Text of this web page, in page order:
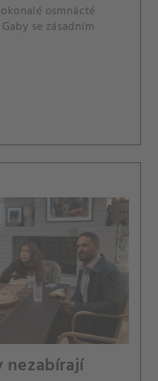
osmnácté
se zásadním
nezabírají